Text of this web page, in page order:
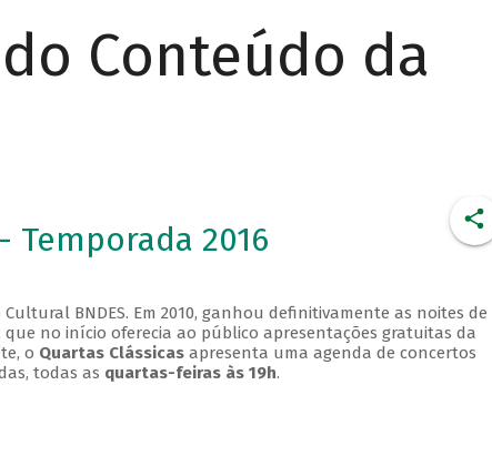
Conteúdo da
2016
BNDES. Em 2010, ganhou definitivamente as noites de
que no início oferecia ao público apresentações gratuitas da
o Quartas Clássicasapresenta uma agenda de concertos
todas as quartas-feiras às 19h.